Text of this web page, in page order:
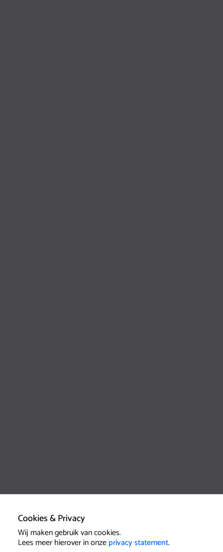
Cookies & Privacy
Wij maken gebruik van cookies.
Lees meer hierover in onzeprivacy statement.